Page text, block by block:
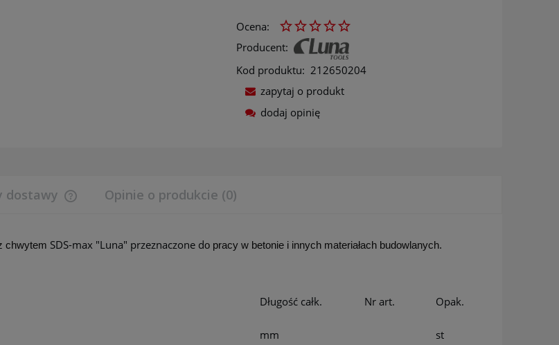
Ocena:
Producent:
Kod produktu: 212650204
zapytaj o produkt
dodaj opinię
dostawy
płatności
Opinie o produkcie (0)
chwytem SDS-max "Luna" przeznaczone do pracy w betonie i innych materiałach budowlanych.
Długość całk. Nr art. Opak.
mm st